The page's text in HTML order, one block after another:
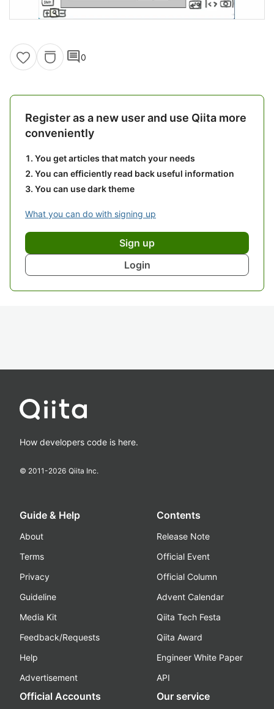
comment0
Register as a new user and use Qiita more
conveniently
You get articles that match your needs
You can efficiently read back useful information
You can use dark theme
What you can do with signing up
Sign up
Login
How developers code is here.
© 2011-2026 Qiita Inc.
Guide & Help
About
Terms
Privacy
Guideline
Media Kit
Feedback/Requests
Help
Advertisement
Contents
Release Note
Official Event
Official Column
Advent Calendar
Qiita Tech Festa
Qiita Award
Engineer White Paper
API
Official Accounts Our service